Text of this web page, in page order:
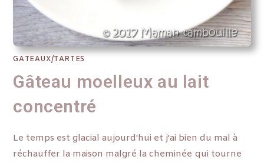
GATEAUX/TARTES
Gâteau moelleux au lait
concentré
Le temps est glacial aujourd'hui et j'ai bien du mal à
réchauffer la maison malgré la cheminée qui tourne